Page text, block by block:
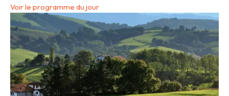
Voir le programme du jour